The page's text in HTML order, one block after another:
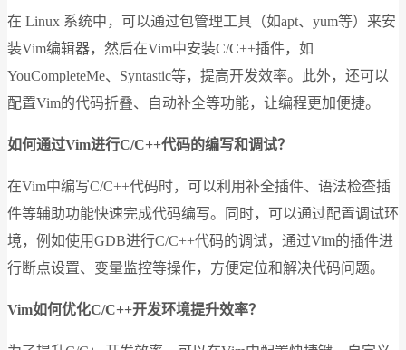
在 Linux 系统中，可以通过包管理工具（如apt、yum等）来安
装Vim编辑器，然后在Vim中安装C/C++插件，如
YouCompleteMe、Syntastic等，提高开发效率。此外，还可以
配置Vim的代码折叠、自动补全等功能，让编程更加便捷。
如何通过Vim进行C/C++代码的编写和调试？
在Vim中编写C/C++代码时，可以利用补全插件、语法检查插
件等辅助功能快速完成代码编写。同时，可以通过配置调试环
境，例如使用GDB进行C/C++代码的调试，通过Vim的插件进
行断点设置、变量监控等操作，方便定位和解决代码问题。
Vim如何优化C/C++开发环境提升效率？